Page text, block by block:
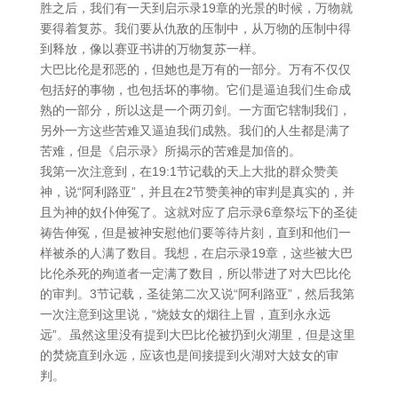
胜之后，我们有一天到启示录19章的光景的时候，万物就
要得着复苏。我们要从仇敌的压制中，从万物的压制中得
到释放，像以赛亚书讲的万物复苏一样。
大巴比伦是邪恶的，但她也是万有的一部分。万有不仅仅
包括好的事物，也包括坏的事物。它们是逼迫我们生命成
熟的一部分，所以这是一个两刃剑。一方面它辖制我们，
另外一方这些苦难又逼迫我们成熟。我们的人生都是满了
苦难，但是《启示录》所揭示的苦难是加倍的。
我第一次注意到，在19:1节记载的天上大批的群众赞美
神，说“阿利路亚”，并且在2节赞美神的审判是真实的，并
且为神的奴仆伸冤了。这就对应了启示录6章祭坛下的圣徒
祷告伸冤，但是被神安慰他们要等待片刻，直到和他们一
样被杀的人满了数目。我想，在启示录19章，这些被大巴
比伦杀死的殉道者一定满了数目，所以带进了对大巴比伦
的审判。3节记载，圣徒第二次又说“阿利路亚”，然后我第
一次注意到这里说，“烧妓女的烟往上冒，直到永永远
远”。虽然这里没有提到大巴比伦被扔到火湖里，但是这里
的焚烧直到永远，应该也是间接提到火湖对大妓女的审
判。